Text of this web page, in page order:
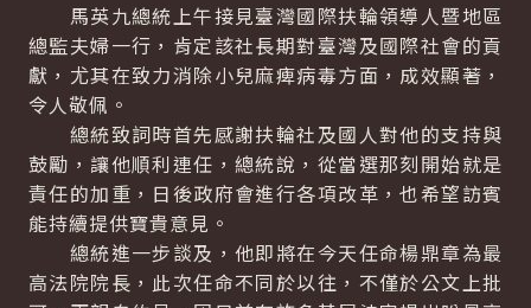
馬英九總統上午接見臺灣國際扶輪領導人暨地區
總監夫婦一行，肯定該社長期對臺灣及國際社會的貢
獻，尤其在致力消除小兒麻痺病毒方面，成效顯著，
令人敬佩。
總統致詞時首先感謝扶輪社及國人對他的支持與
鼓勵，讓他順利連任，總統說，從當選那刻開始就是
責任的加重，日後政府會進行各項改革，也希望訪賓
能持續提供寶貴意見。
總統進一步談及，他即將在今天任命楊鼎章為最
高法院院長，此次任命不同於以往，不僅於公文上批